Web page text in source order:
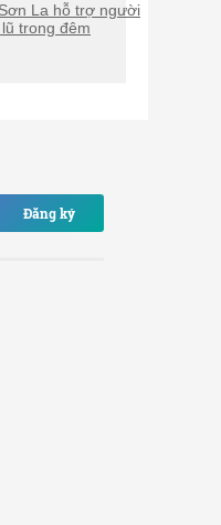
La hỗ trợ người
trong đêm
Đăng ký